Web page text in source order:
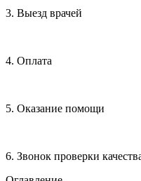
3. Выезд врачей
4. Оплата
5. Оказание помощи
6. Звонок проверки